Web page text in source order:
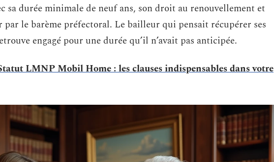
sa durée minimale de neuf ans, son droit au renouvellement et
par le barème préfectoral. Le bailleur qui pensait récupérer ses
engagé pour une durée qu’il n’avait pas anticipée.
LMNP Mobil Home : les clauses indispensables dans votre